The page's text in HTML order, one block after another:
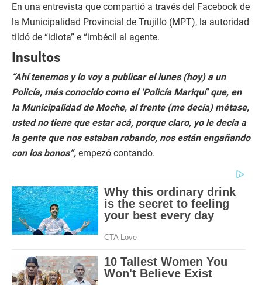
En una entrevista que compartió a través del Facebook de
la Municipalidad Provincial de Trujillo (MPT), la autoridad
tildó de “idiota” e “imbécil al agente.
Insultos
“Ahí tenemos y lo voy a publicar el lunes (hoy) a un
Policía, más conocido como el ‘Policía Mariquí’ que, en
la Municipalidad de Moche, al frente (me decía) métase,
usted no tiene que estar acá, porque claro, yo le decía a
la gente que nos estaban robando, nos están engañando
con los bonos”, empezó contando.